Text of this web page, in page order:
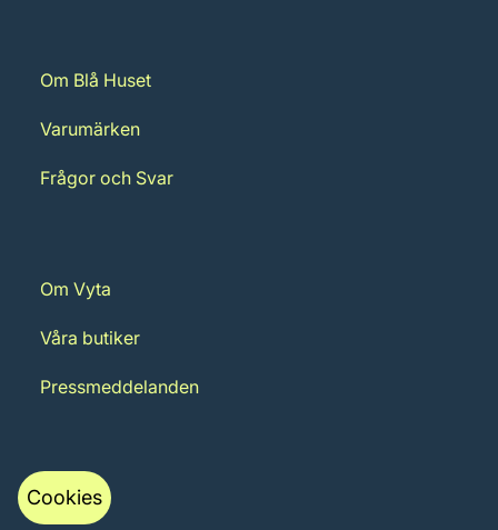
Om Blå Huset
Varumärken
Frågor och Svar
Om Vyta
Våra butiker
Pressmeddelanden
Cookies